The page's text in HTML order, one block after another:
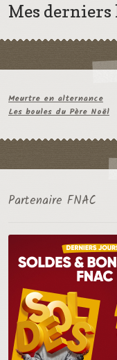
Mes
Meurtre en alternance
Les boules du Père Noël
Partenaire FNAC